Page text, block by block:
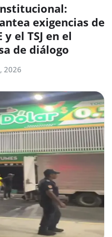
exigencias de
el TSJ en el
de diálogo
2026